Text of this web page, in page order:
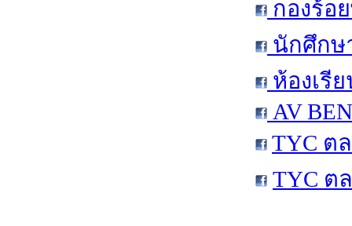
กองร้อ
นักศึกษ
ห้องเรี
AV
TYC ต
TYC ต